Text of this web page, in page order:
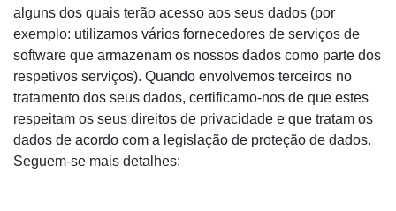
alguns dos quais terão acesso aos seus dados (por
exemplo: utilizamos vários fornecedores de serviços de
software que armazenam os nossos dados como parte dos
respetivos serviços). Quando envolvemos terceiros no
tratamento dos seus dados, certificamo-nos de que estes
respeitam os seus direitos de privacidade e que tratam os
dados de acordo com a legislação de proteção de dados.
Seguem-se mais detalhes: